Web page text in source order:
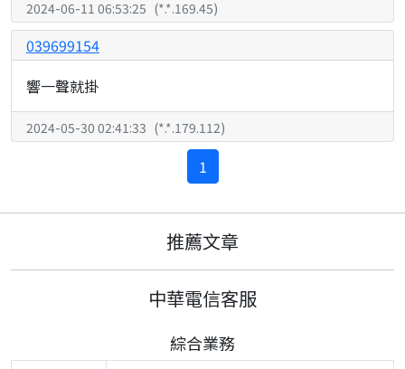
2024-06-11 06:53:25 (*.*.169.45)
039699154
響一聲就掛
2024-05-30 02:41:33 (*.*.179.112)
1
推薦文章
中華電信客服
綜合業務